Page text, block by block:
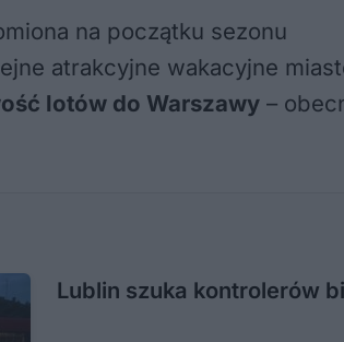
na początku sezonu
atrakcyjne wakacyjne
lotów do Warszawy –
Lublin szuka kontrolerów